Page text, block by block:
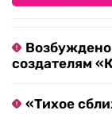
Возбуждено
создателям
«Тихое